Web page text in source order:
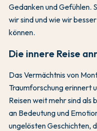
Gedanken und Gefühlen.
wir sind und wie wir
können.
Die innere Reise
Das Vermächtnis von
Traumforschung erinnert
Reisen weit mehr sind als
an Bedeutung und
ungelösten Geschichten,